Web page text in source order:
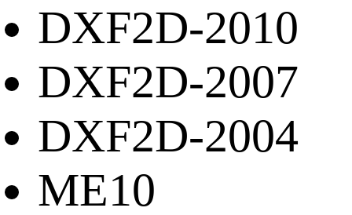
DXF2D-2010
DXF2D-2007
DXF2D-2004
ME10